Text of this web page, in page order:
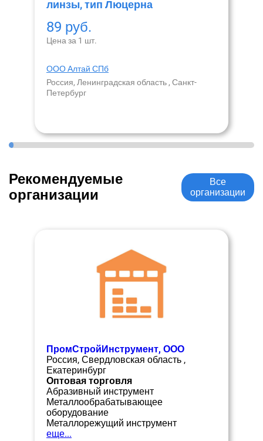
линзы, тип Люцерна
89 руб.
Цена за 1 шт.
ООО Алтай СПб
Россия, Ленинградская область , Санкт-
Петербург
Рекомендуемые
организации
Все
организации
ПромСтройИнструмент, ООО
Россия, Свердловская область ,
Екатеринбург
Оптовая торговля
Абразивный инструмент
Металлообрабатывающее
оборудование
Металлорежущий инструмент
еще...